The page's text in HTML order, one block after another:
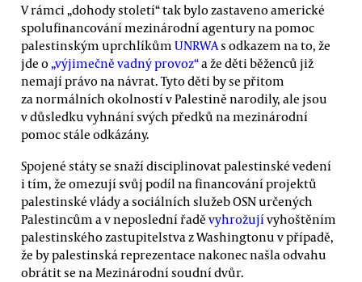
V rámci „dohody století“ tak bylo zastaveno americké
spolufinancování mezinárodní agentury na pomoc
palestinským uprchlíkům UNRWAs odkazem na to, že
jde o„výjimečně vadný provoz“a že děti běženců již
nemají právo na návrat. Tyto děti by se přitom
za normálních okolností v Palestině narodily, ale jsou
v důsledku vyhnání svých předků na mezinárodní
pomoc stále odkázány.
Spojené státy se snaží disciplinovat palestinské vedení
i tím, že omezují svůj podíl na financování projektů
palestinské vlády a sociálních služeb OSN určených
Palestincům a v neposlední řadě vyhrožujívyhoštěním
palestinského zastupitelstva z Washingtonu v případě,
že by palestinská reprezentace nakonec našla odvahu
obrátit se na Mezinárodní soudní dvůr.